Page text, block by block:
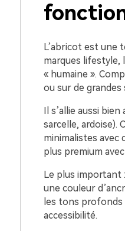
L’abricot est une
marques lifestyle,
« humaine ».
ou sur de grandes
Il s’allie aussi
sarcelle, ardoise).
minimalistes avec
plus premium
Le plus important
une couleur
les tons profonds
accessibilité.